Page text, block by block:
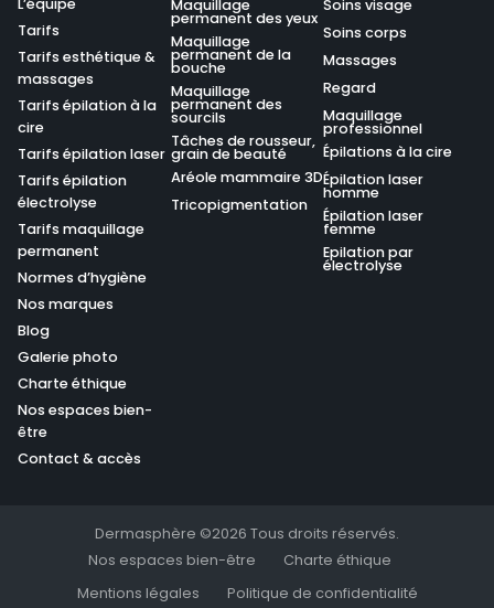
L’équipe
Tarifs
Tarifs esthétique &
massages
Tarifs épilation à la
cire
Tarifs épilation laser
Tarifs épilation
électrolyse
Tarifs maquillage
permanent
Normes d’hygiène
Nos marques
Blog
Galerie photo
Charte éthique
Nos espaces bien-
être
Contact & accès
Maquillage
permanent des yeux
Maquillage
permanent de la
bouche
Maquillage
permanent des
sourcils
Tâches de rousseur,
grain de beauté
Aréole mammaire 3D
Tricopigmentation
Soins visage
Soins corps
Massages
Regard
Maquillage
professionnel
Épilations à la cire
Épilation laser
homme
Épilation laser
femme
Epilation par
électrolyse
Dermasphère ©2026 Tous droits réservés.
Nos espaces bien-être
Charte éthique
Mentions légales
Politique de confidentialité